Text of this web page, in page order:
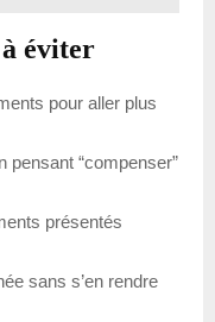
éviter
pour aller plus
pensant “compenser”
présentés
sans s’en rendre